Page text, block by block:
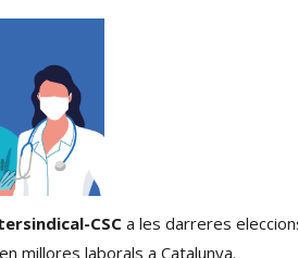
CSC a les darreres
millores laborals a Catalunya.